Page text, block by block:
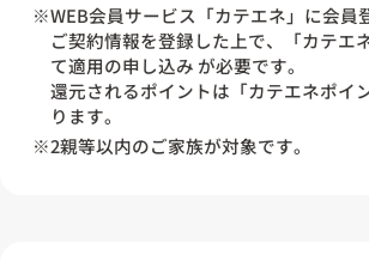
※WEB会員サービス「カテエネ」に会員
ご契約情報を登録した上で、「カテエ
て適用の申し込み が必要です。
還元されるポイントは「カテエネポイ
ります。
※2親等以内のご家族が対象です。